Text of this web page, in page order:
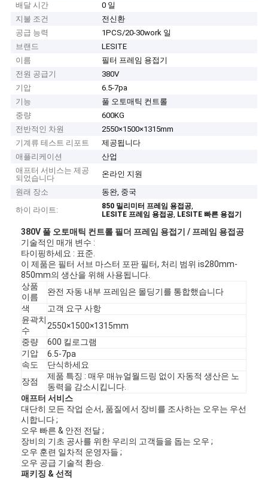
배달 시간
0 일
지불 조건
전신환
공급 능력
1PCS/20-30work 일
브랜드
LESITE
이름
필터 프레임 용접기
전원 공급기
380V
기압
6.5-7pa
기능
풀 오토매틱 컨트롤
중량
600KG
전반적인 차원
2550×1500×1315mm
기계류 테스트 리포트
제공됩니다
애플리케이션
산업
애프터 서비스는 제공
되었습니다
온라인 지원
원래 장소
동완, 중국
하이 라이트:
850 밀리미터 프레임 용접공,
LESITE 프레임 용접공, LESITE 빠른 용접기
380V 풀 오토매틱 컨트롤 필더 프레임 용접기 / 프레임 용접공
기술적인 매개 변수 :
타이핑하세요 : 표준.
이 제품은 필터 서브 마스터 포판 필터, 처리 범위 is280mm-
850mm의 생산을 위해 사용됩니다.
상품
이름
완전 자동 내부 프레임은 몰딩기를 통합했습니다
색
고객 요구 사항
윤곽치
수
2550×1500×1315mm
중량
600 킬로그램
기압
6.5-7pa
속도
단식하세요
장점
제품 특징 : 매우 매뉴얼월드링 없이 자동적 생산은 노
동력을 감소시킵니다.
애프터 서비스
대단히 모든 작업 순서, 품질에서 장비를 조사하는 오우는 우선
시합니다 ;
오우 빠른 & 안전 전달 ;
장비의 기초 공사를 위한 우리의 고객들을 돕는 오우 ;
오우 훈련 일차적 운영자들 ;
오우 공급 기술적 환승.
패키징 & 선적